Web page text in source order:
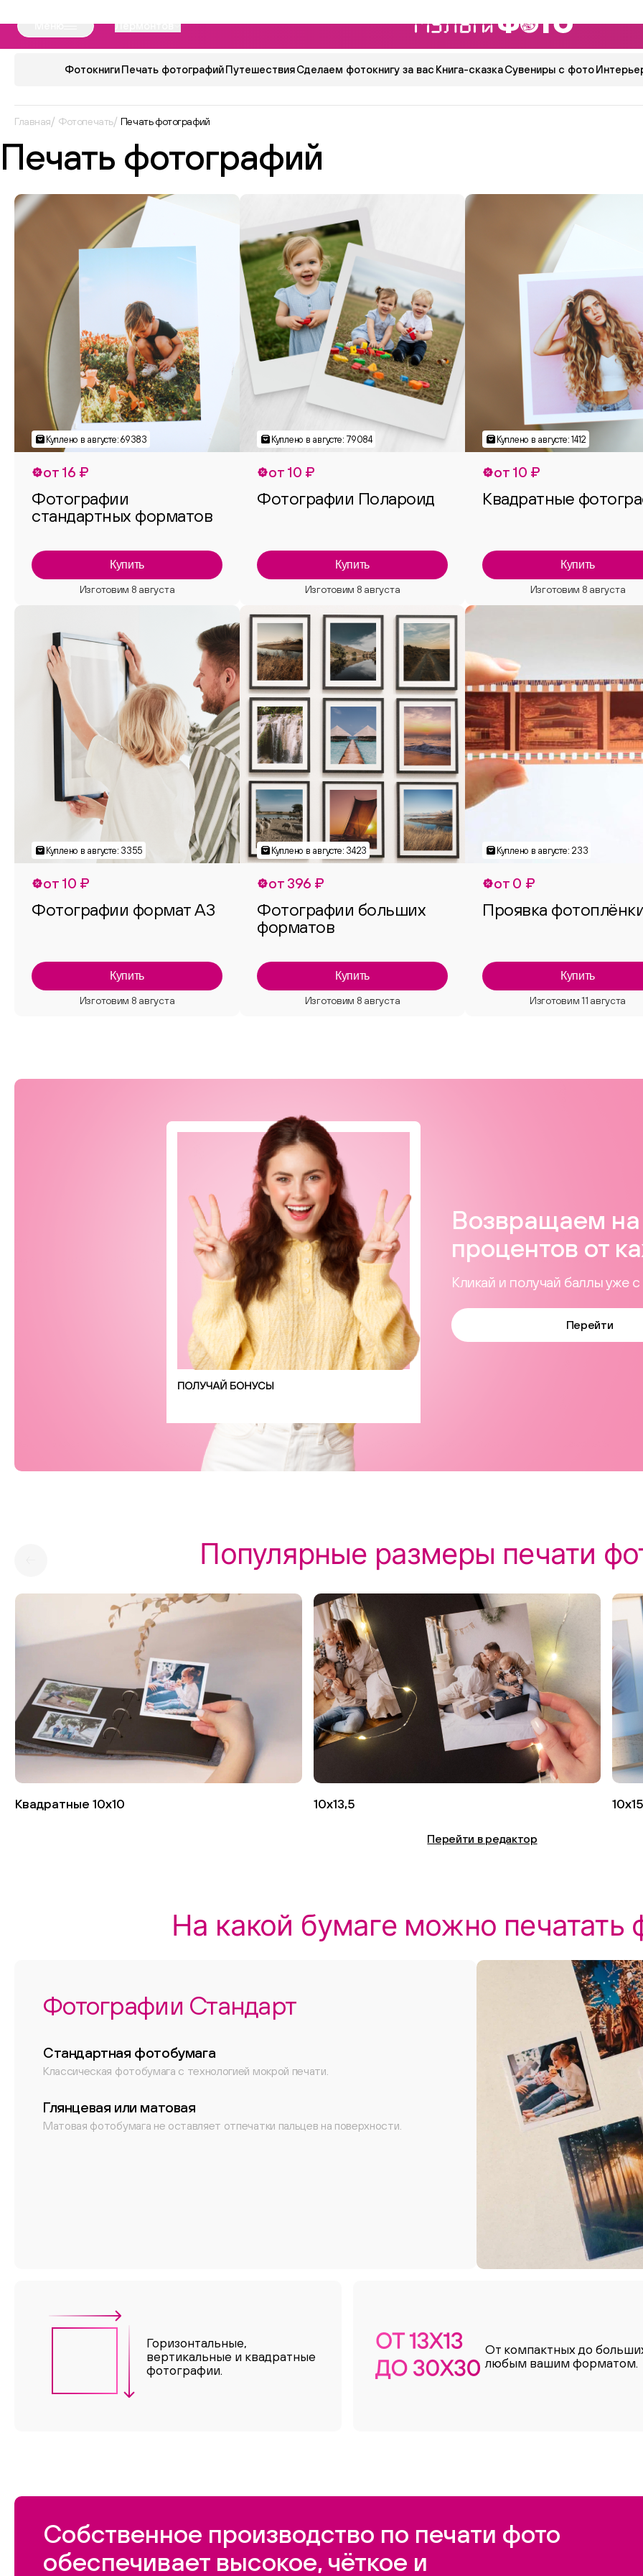
Фотокниги Печать фотографий Путешествия Сделаем фотокнигу за вас Книга-сказка Сувениры с фото
Главная Фотопечать Печать фотографий
Печать фотографий
от 16 ₽
Фотографии
стандартных форматов
Купить
от 10 ₽
Фотографии Полароид
Купить
от 10 ₽
Квадратные
Купить
от 10 ₽
Фотографии формат А3
Купить
от 396 ₽
Фотографии больших
форматов
Купить
от 0 ₽
Проявка
Купить
Возвращаем на
процентов от
Кликай и получай баллы уже с
Перейти
Популярные размеры печати
Квадратные 10х10 10х13,5 10х15
Перейти в редактор
На какой бумаге можно печатать
Фотографии Стандарт
Стандартная фотобумага
Классическая фотобумага с технологией мокрой печати.
Глянцевая или матовая
Матовая фотобумага не оставляет отпечатки пальцев на поверхности.
Горизонтальные,
вертикальные и квадратные
фотографии.
От компактных до
любым вашим форматом.
Собственное производство по печати фото
обеспечивает высокое, чёткое и